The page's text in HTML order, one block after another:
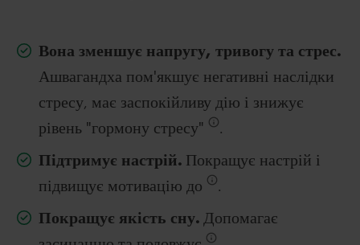
Вона зменшує напругу, тривогу та стрес.
Ашвагандха пом'якшує негативні наслідки
стресу, має заспокійливу дію і знижує
рівень "гормону стресу"
.
Підтримує настрій. Покращує настрій і
підвищує мотивацію до
.
Покращує якість сну. Допомагає